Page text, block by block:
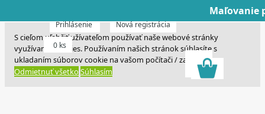
S cieľom uľahčiť užívateľom používať naše webové stránky
využívame cookies. Používaním našich stránok súhlasíte s
ukladaním súborov cookie na vašom počítači / zariadení.
Odmietnuť všetko Súhlasím
Prihlásenie Nová registrácia
0 ks
Dnes
Dnes veľký
Maľovanie